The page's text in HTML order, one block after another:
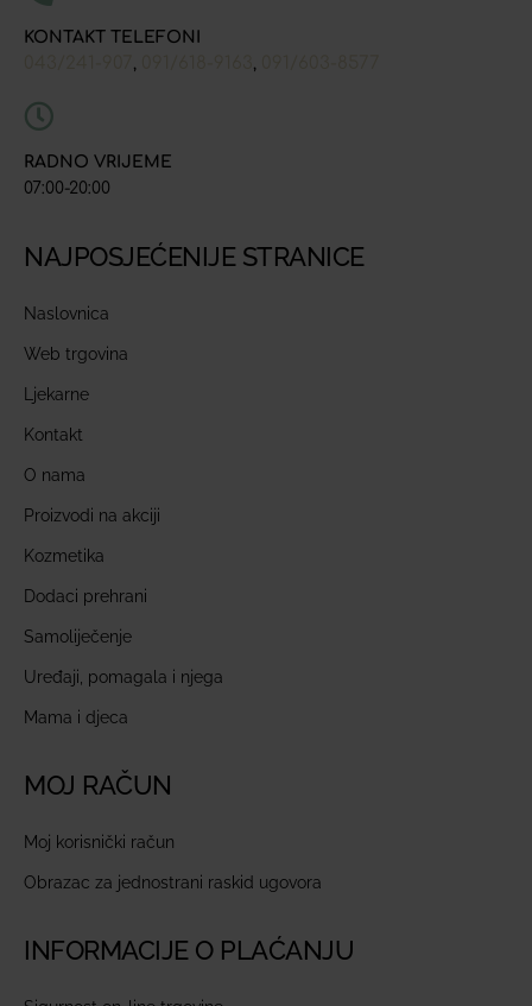
KONTAKT TELEFONI
RADNO VRIJEME
07:00-20:00
NAJPOSJEĆENIJE STRANICE
Naslovnica
Web trgovina
Ljekarne
Kontakt
O nama
Proizvodi na akciji
Kozmetika
Dodaci prehrani
Samoliječenje
Uređaji, pomagala i njega
Mama i djeca
MOJ RAČUN
Moj korisnički račun
Obrazac za jednostrani raskid ugovora
INFORMACIJE O PLAĆANJU